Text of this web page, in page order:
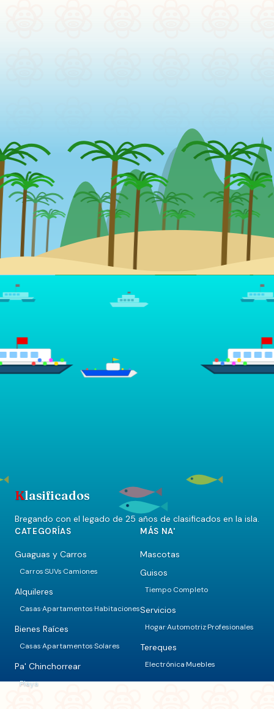
Klasificados
Bregando con el legado de 25 años de clasificados en la isla.
CATEGORÍAS
Guaguas y Carros
Carros·SUVs·Camiones
Alquileres
Casas·Apartamentos·Habitaciones
Bienes Raíces
Casas·Apartamentos·Solares
Pa' Chinchorrear
Playa
MÁS NA'
Mascotas
Guisos
Tiempo Completo
Servicios
Hogar·Automotriz·Profesionales
Tereques
Electrónica·Muebles